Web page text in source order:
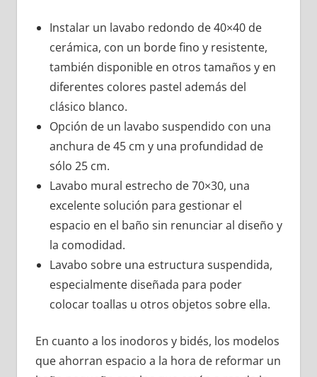
Instalar un lavabo redondo de 40×40 de
cerámica, con un borde fino y resistente,
también disponible en otros tamaños y en
diferentes colores pastel además del
clásico blanco.
Opción de un lavabo suspendido con una
anchura de 45 cm y una profundidad de
sólo 25 cm.
Lavabo mural estrecho de 70×30, una
excelente solución para gestionar el
espacio en el baño sin renunciar al diseño y
la comodidad.
Lavabo sobre una estructura suspendida,
especialmente diseñada para poder
colocar toallas u otros objetos sobre ella.
En cuanto a los inodoros y bidés, los modelos
que ahorran espacio a la hora de reformar un